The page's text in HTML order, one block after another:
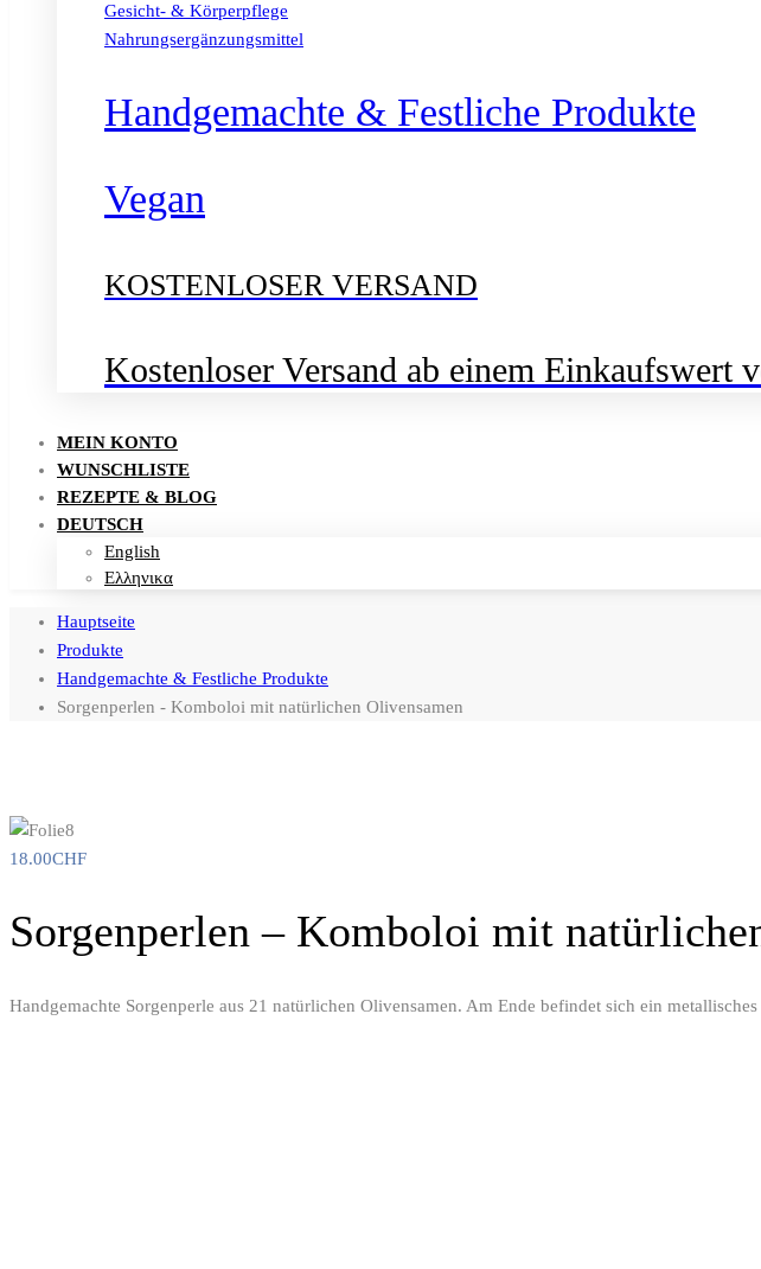
Gesicht- & Körperpflege
Nahrungsergänzungsmittel
Handgemachte & Festliche Produkte
Vegan
KOSTENLOSER VERSAND
Kostenloser Versand ab einem Einkaufswert
MEIN KONTO
WUNSCHLISTE
REZEPTE & BLOG
DEUTSCH
English
Ελληνικα
Hauptseite
Produkte
Handgemachte & Festliche Produkte
Sorgenperlen - Komboloi mit natürlichen Olivensamen
18.00CHF
Sorgenperlen – Komboloi mit
Handgemachte Sorgenperle aus 21 natürlichen Olivensamen. Am Ende befindet sich ein